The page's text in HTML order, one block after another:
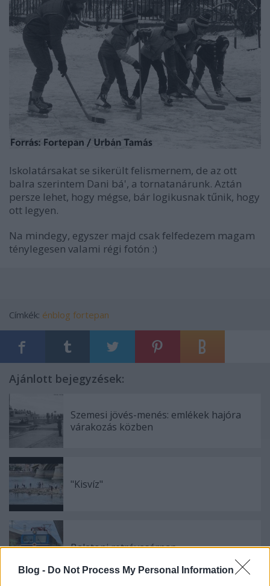
Blog - Do Not Process My Personal Information
Iskolatársakat se sikerült felismernem, de az ott
balra szerintem Dani bá', a tornatanárunk. Aztán
persze lehet, hogy mégse, bár logikusnak tűnik, hogy
ott legyen.
Na mindegy, egyszer majd csak felfedezem magam
ténylegesen valami régi fotón :)
Címkék: énblog fortepan
Ajánlott bejegyzések:
Szemesi jövés-menés: emlékek hajóra
várakozás közben
"Kisvíz"
Balatoni retróvasárnap